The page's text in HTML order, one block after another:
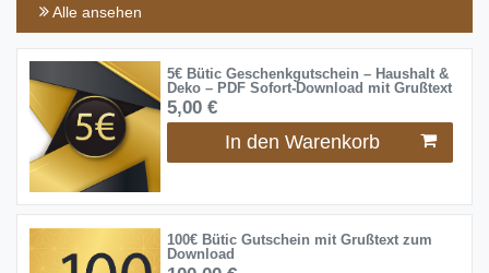
Alle ansehen
5€ Bütic Geschenkgutschein – Haushalt &
Deko – PDF Sofort-Download mit Grußtext
5,00 €
In den Warenkorb
100€ Bütic Gutschein mit Grußtext zum
Download